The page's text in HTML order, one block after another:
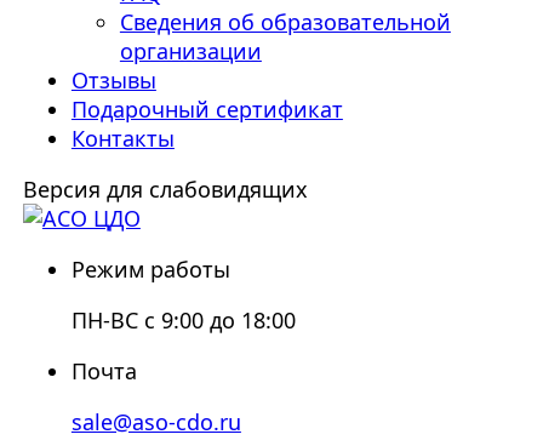
Сведения об образовательной
организации
Отзывы
Подарочный сертификат
Контакты
Версия для слабовидящих
Режим работы
ПН-ВС с 9:00 до 18:00
Почта
sale@aso-cdo.ru